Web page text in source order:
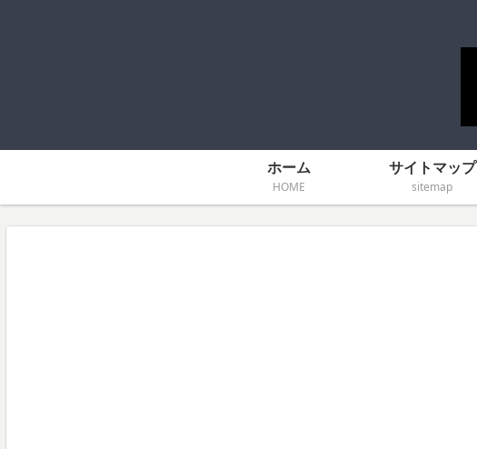
ホーム
HOME
サイトマップ
sitemap